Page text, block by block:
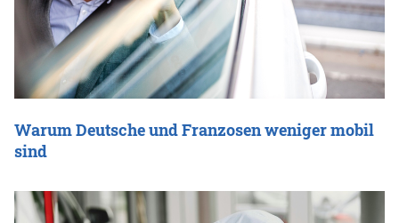
Warum Deutsche und Franzosen weniger mobil
sind